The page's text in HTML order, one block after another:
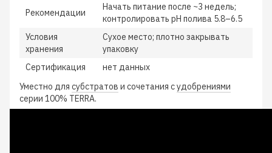
Рекомендации
Начать питание после ~3 недель;
контролировать pH полива 5.8–6.5
Условия
хранения
Сухое место; плотно закрывать
упаковку
Сертификация
нет данных
Уместно для субстратов и сочетания судобрениями
серии 100% TERRA.